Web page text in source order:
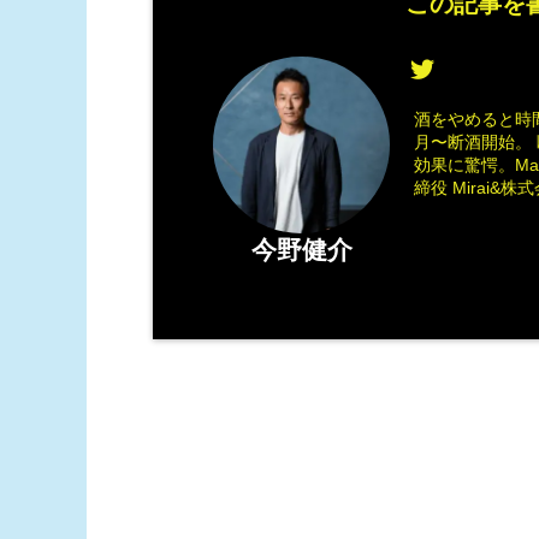
今野健介
酒をやめると時
月〜断酒開始
効果に驚愕。
締役 Mirai&株